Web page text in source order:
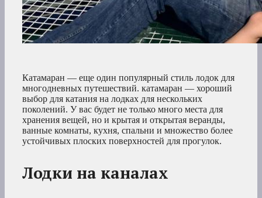
Катамаран — еще один популярный стиль лодок для
многодневных путешествий. катамаран — хороший
выбор для катания на лодках для нескольких
поколений. У вас будет не только много места для
хранения вещей, но и крытая и открытая веранды,
ванные комнаты, кухня, спальни и множество более
устойчивых плоских поверхностей для прогулок.
Лодки на каналах